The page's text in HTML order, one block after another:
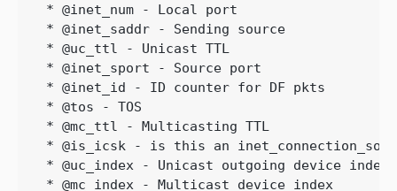
* @inet_num - Local port
* @inet_saddr - Sending source
* @uc_ttl - Unicast TTL
* @inet_sport - Source port
* @inet_id - ID counter for DF pkts
* @tos - TOS
* @mc_ttl - Multicasting TTL
* @is_icsk - is this an
* @uc_index - Unicast outgoing device index
* @mc_index - Multicast device index